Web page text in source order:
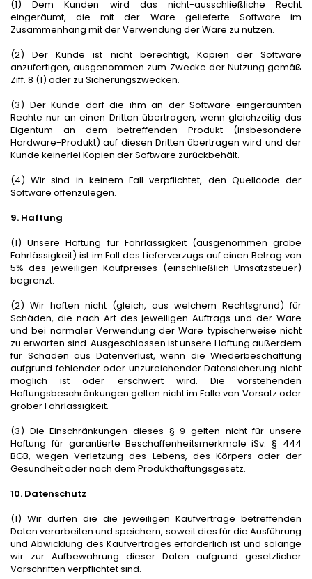
(1) Dem Kunden wird das nicht-ausschließliche Recht
eingeräumt, die mit der Ware gelieferte Software im
Zusammenhang mit der Verwendung der Ware zu nutzen.
(2) Der Kunde ist nicht berechtigt, Kopien der Software
anzufertigen, ausgenommen zum Zwecke der Nutzung gemäß
Ziff. 8 (1) oder zu Sicherungszwecken.
(3) Der Kunde darf die ihm an der Software eingeräumten
Rechte nur an einen Dritten übertragen, wenn gleichzeitig das
Eigentum an dem betreffenden Produkt (insbesondere
Hardware-Produkt) auf diesen Dritten übertragen wird und der
Kunde keinerlei Kopien der Software zurückbehält.
(4) Wir sind in keinem Fall verpflichtet, den Quellcode der
Software offenzulegen.
9. Haftung
(1) Unsere Haftung für Fahrlässigkeit (ausgenommen grobe
Fahrlässigkeit) ist im Fall des Lieferverzugs auf einen Betrag von
5% des jeweiligen Kaufpreises (einschließlich Umsatzsteuer)
begrenzt.
(2) Wir haften nicht (gleich, aus welchem Rechtsgrund) für
Schäden, die nach Art des jeweiligen Auftrags und der Ware
und bei normaler Verwendung der Ware typischerweise nicht
zu erwarten sind. Ausgeschlossen ist unsere Haftung außerdem
für Schäden aus Datenverlust, wenn die Wiederbeschaffung
aufgrund fehlender oder unzureichender Datensicherung nicht
möglich ist oder erschwert wird. Die vorstehenden
Haftungsbeschränkungen gelten nicht im Falle von Vorsatz oder
grober Fahrlässigkeit.
(3) Die Einschränkungen dieses § 9 gelten nicht für unsere
Haftung für garantierte Beschaffenheitsmerkmale iSv. § 444
BGB, wegen Verletzung des Lebens, des Körpers oder der
Gesundheit oder nach dem Produkthaftungsgesetz.
10. Datenschutz
(1) Wir dürfen die die jeweiligen Kaufverträge betreffenden
Daten verarbeiten und speichern, soweit dies für die Ausführung
und Abwicklung des Kaufvertrages erforderlich ist und solange
wir zur Aufbewahrung dieser Daten aufgrund gesetzlicher
Vorschriften verpflichtet sind.